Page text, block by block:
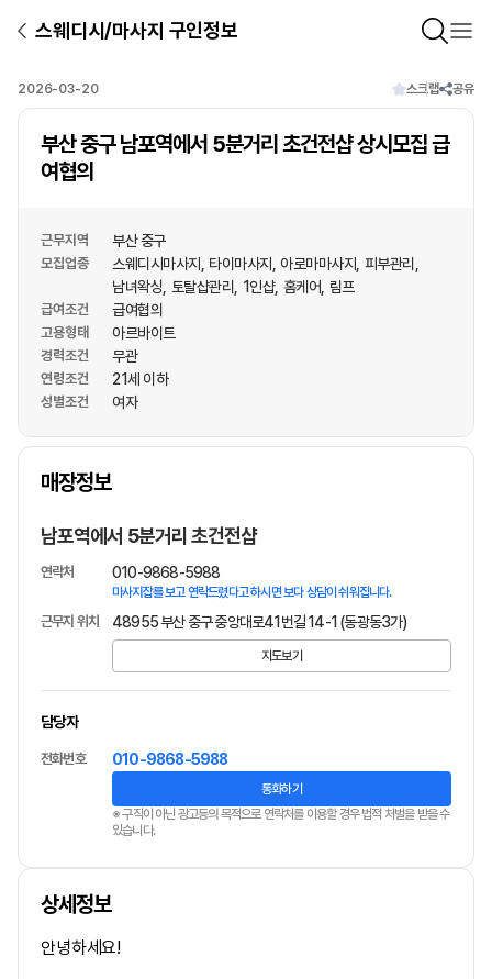
스웨디시/마사지 구인정보
2026-03-20 스크랩 공유
부산 중구 남포역에서 5분거리 초건전샵 상시모집 급
여협의
근무지역 부산 중구
모집업종 스웨디시마사지 타이마사지 아로마마사지
피부관리
남녀왁싱
토탈샵관리 1인샵 홈케어 림프
급여조건 급여협의
고용형태 아르바이트
경력조건 무관
연령조건 21세 이하
성별조건 여자
매장정보
상호명
남포역에서 5분거리 초건전샵
연락처 010-9868-5988
마사지잡를 보고 연락드렸다고 하시면 보다 상담이 쉬워집니다.
근무지 위치 48955 부산 중구 중앙대로41번길 14-1 (동광동3가)
지도보기
담당자
전화번호 010-9868-5988
통화하기
※ 구직이 아닌 광고등의 목적으로 연락처를 이용할 경우 법적 처벌을 받을 수
있습니다.
상세정보
안녕하세요!